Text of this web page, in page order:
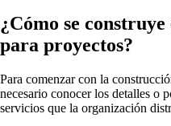
¿Cómo se
para proyectos?
Para comenzar con la
necesario conocer los detalles o
servicios que la organización